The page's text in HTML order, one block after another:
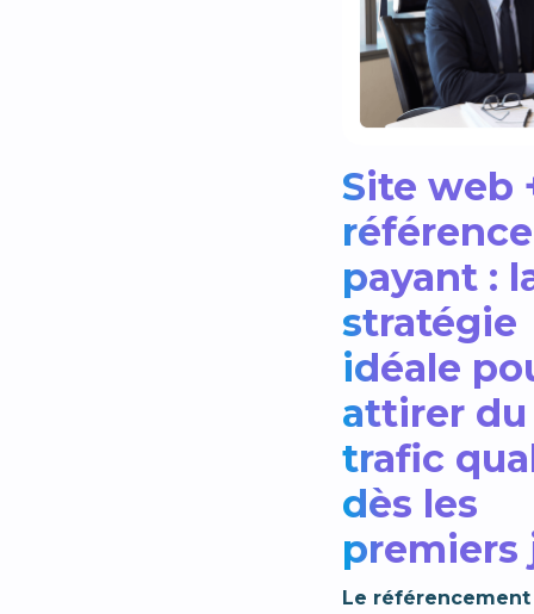
Site web
payant :
stratégie
idéale
attirer du
trafic
dès les
premiers
Le référencement